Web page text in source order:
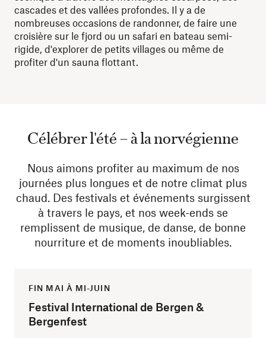
cascades et des vallées profondes. Il y a de
nombreuses occasions de randonner, de faire une
croisière sur le fjord ou un safari en bateau semi-
rigide, d'explorer de petits villages ou même de
profiter d'un sauna flottant.
Célébrer l'été – à la norvégienne
Nous aimons profiter au maximum de nos
journées plus longues et de notre climat plus
chaud. Des festivals et événements surgissent
à travers le pays, et nos week-ends se
remplissent de musique, de danse, de bonne
nourriture et de moments inoubliables.
FIN MAI À MI-JUIN
Festival International de Bergen &
Bergenfest